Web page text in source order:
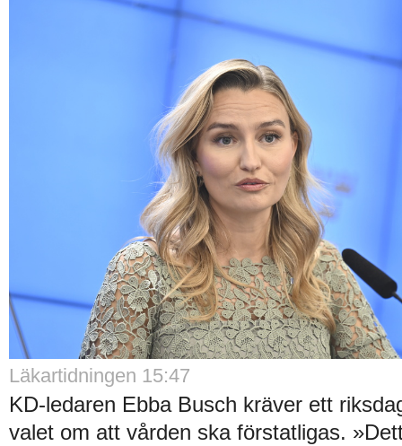
Läkartidningen 15:47
KD-ledaren Ebba Busch kräver ett
valet om att vården ska förstatligas.